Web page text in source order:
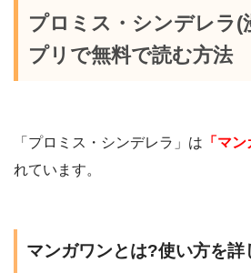
プロミス・シンデレラ(
プリで無料で読む方法
「プロミス・シンデレラ」は 「マ
れています。
マンガワンとは?使い方を詳